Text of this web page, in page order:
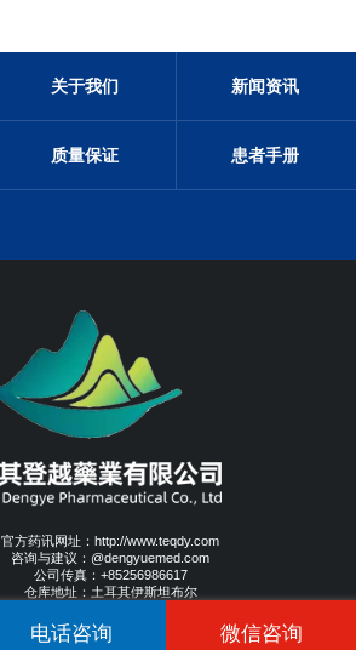
关于我们 新闻资讯
质量保证 患者手册
官方药讯网址：http://www.teqdy.com
咨询与建议：@dengyuemed.com
公司传真：+85256986617
仓库地址：土耳其伊斯坦布尔
电话咨询 微信咨询